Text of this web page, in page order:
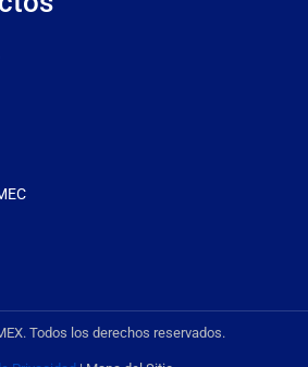
Todos los derechos reservados.